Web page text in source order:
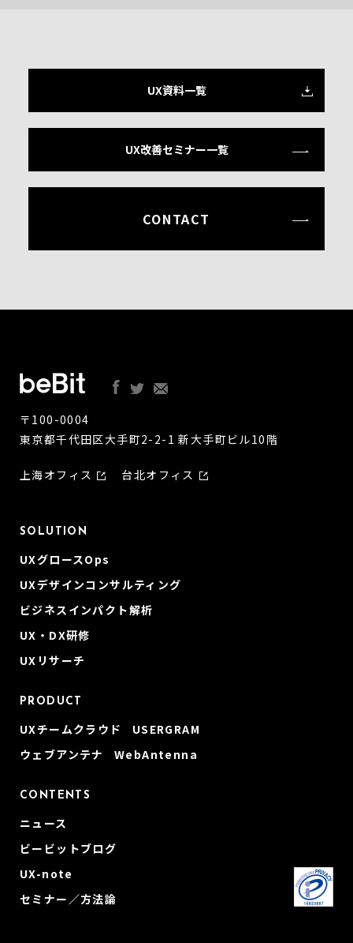
UX資料一覧
UX改善セミナー一覧
CONTACT
〒100-0004
東京都千代田区大手町2-2-1 新大手町ビル10階
上海オフィス 台北オフィス
SOLUTION
UXグロースOps
UXデザインコンサルティング
ビジネスインパクト解析
UX・DX研修
UXリサーチ
PRODUCT
UXチームクラウド USERGRAM
ウェブアンテナ WebAntenna
CONTENTS
ニュース
ビービットブログ
UX-note
セミナー／方法論